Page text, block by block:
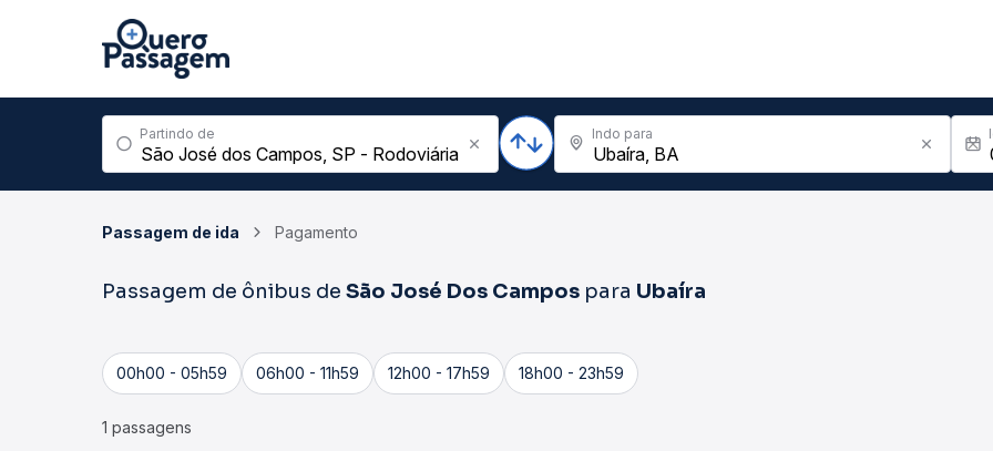
Partindo de Indo para
Passagem de ida Pagamento
Passagem de ônibus de São José Dos Campos para Ubaíra
00h00 - 05h59 06h00 - 11h59 12h00 - 17h59 18h00 - 23h59
1 passagens